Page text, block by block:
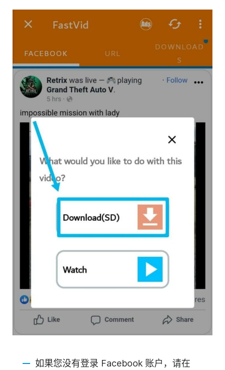
如果您没有登录 Facebook 账户，请在